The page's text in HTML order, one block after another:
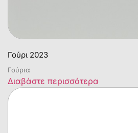
Γούρι 2023
Γούρια
Διαβάστε περισσότερα